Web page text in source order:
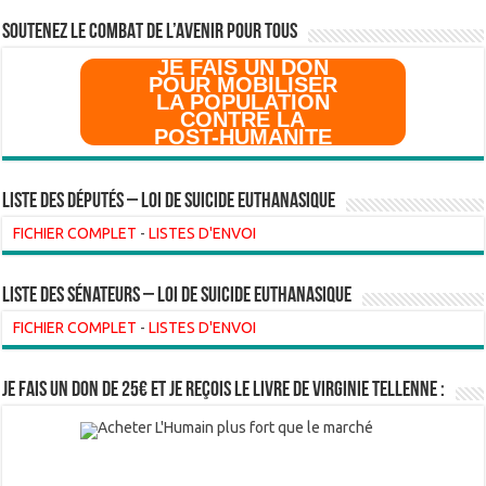
SOUTENEZ LE COMBAT DE L’AVenir pour Tous
JE FAIS UN DON
POUR MOBILISER
LA POPULATION
CONTRE LA
POST-HUMANITE
Liste des Députés – Loi de suicide euthanasique
FICHIER COMPLET -LISTES D'ENVOI
liste des sénateurs – loi de suicide euthanasique
FICHIER COMPLET -LISTES D'ENVOI
Je fais un don de 25€ et je reçois le livre de Virginie Tellenne :